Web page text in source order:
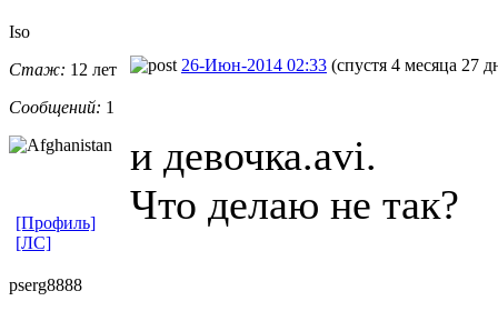
Iso
Стаж: 12 лет
Сообщений: 1
26-Июн-2014 02:33 (спустя 4 месяца 27
и девочка.avi.
Что делаю не так?
[Профиль]
[ЛС]
pserg8888